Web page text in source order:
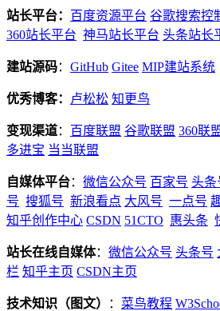
站长平台： 百度资源平台 谷歌搜索控
360站长平台 神马站长平台 头条站长
建站源码： GitHub Gitee MIP建站系统
优秀博客： 卢松松 知更鸟
变现渠道： 百度联盟 谷歌联盟 360联
多进宝 当当联盟
自媒体平台： 微信公众号 百家号 头条
号 搜狐号 新浪看点 大风号 一点号
知乎创作中心 CSDN 51CTO 惠头条
站长在线自媒体： 微信公众号 头条号
栏 知乎主页 CSDN主页
技术知识（图文） ： 菜鸟教程